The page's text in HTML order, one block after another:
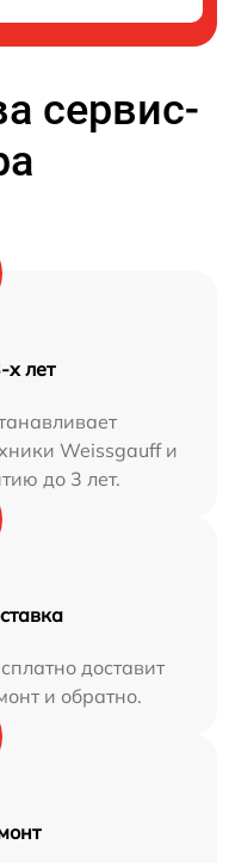
сервис-
х лет
Weissgauff и
до 3 лет.
доставит
и обратно.